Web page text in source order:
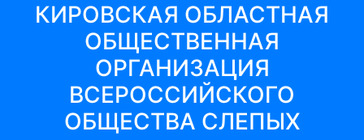
КИРОВСКАЯ ОБЛАСТНАЯ
ОБЩЕСТВЕННАЯ
ОРГАНИЗАЦИЯ
ВСЕРОССИЙСКОГО
ОБЩЕСТВА СЛЕПЫХ